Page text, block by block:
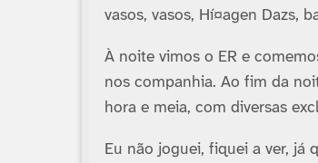
vasos, vasos, Hí¤agen Dazs,
À noite vimos o ER e
nos companhia. Ao fim da
hora e meia, com diversas
Eu não joguei, fiquei a ver,